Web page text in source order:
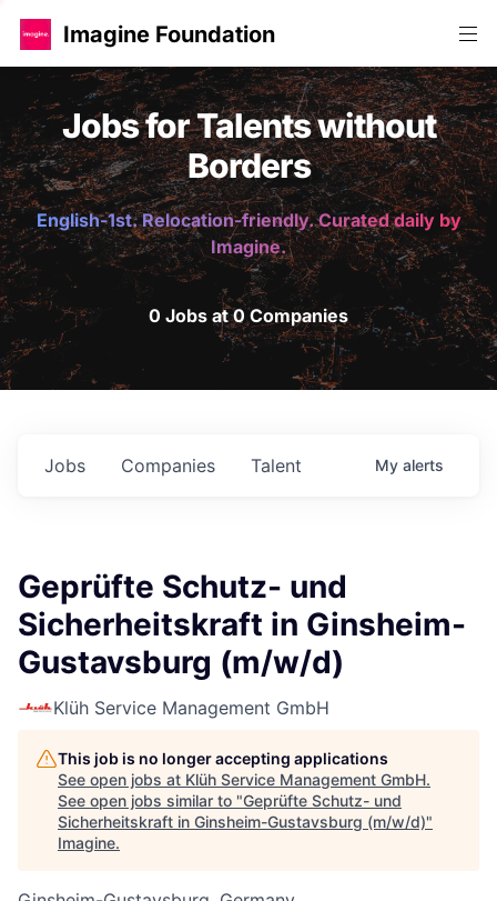
Imagine Foundation
Jobs for Talents without
Borders
English-1st. Relocation-friendly. Curated daily by
Imagine.
0 Jobs at 0 Companies
Jobs Companies Talent My alerts
Geprüfte Schutz- und
Sicherheitskraft in Ginsheim-
Gustavsburg (m/w/d)
Klüh Service Management GmbH
This job is no longer accepting applications
See open jobs at Klüh Service Management GmbH.
See open jobs similar to "Geprüfte Schutz- und
Sicherheitskraft in Ginsheim-Gustavsburg (m/w/d)"
Imagine.